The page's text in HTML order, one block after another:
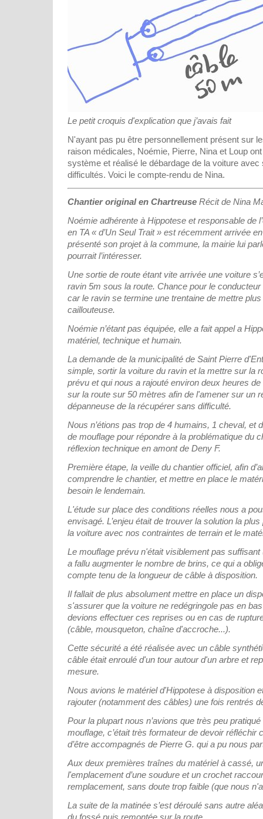
Le petit croquis d'explication que j’avais fait
N'ayant pas pu être personnellement présent sur
raison médicales, Noémie, Pierre, Nina et Loup
système et réalisé le débardage de la voiture
difficultés. Voici le compte-rendu de Nina.
Chantier original en Chartreuse Récit de Nina
Noémie adhérente à Hippotese et responsable de
en TA « d’Un Seul Trait » est récemment arrivée
présenté son projet à la commune, la mairie lui
pourrait l’intéresser.
Une sortie de route étant vite arrivée une voiture
ravin 5m sous la route. Chance pour le conducteur
car le ravin se termine une trentaine de mettre
caillouteuse.
Noémie n’étant pas équipée, elle a fait appel a
matériel, technique et humain.
La demande de la municipalité de Saint Pierre
simple, sortir la voiture du ravin et la mettre sur la
prévu et qui nous a rajouté environ deux heures de
sur la route sur 50 mètres afin de l'amener sur un
dépanneuse de la récupérer sans difficulté.
Nous n’étions pas trop de 4 humains, 1 cheval, et
de mouflage pour répondre à la problématique du
réflexion technique en amont de Deny F.
Première étape, la veille du chantier officiel, afin
comprendre le chantier, et mettre en place le
besoin le lendemain.
L'étude sur place des conditions réelles nous a
envisagé. L’enjeu était de trouver la solution la
la voiture avec nos contraintes de terrain et le
Le mouflage prévu n'était visiblement pas
a fallu augmenter le nombre de brins, ce qui a
compte tenu de la longueur de câble à disposition.
Il fallait de plus absolument mettre en place un
s'assurer que la voiture ne redégringole pas en
devions effectuer ces reprises ou en cas de
(câble, mousqueton, chaîne d'accroche...).
Cette sécurité a été réalisée avec un câble
câble était enroulé d'un tour autour d'un arbre et
mesure.
Nous avions le matériel d'Hippotese à disposition
rajouter (notamment des câbles) une fois rentrés
Pour la plupart nous n’avions que très peu
mouflage, c’était très formateur de devoir réfléchir
d’être accompagnés de Pierre G. qui a pu nous
Aux deux premières traînes du matériel à cassé,
l'emplacement d’une soudure et un crochet
remplacement, sans doute trop faible (que nous
La suite de la matinée s’est déroulé sans autre
du fossé puis remontée sur la route.